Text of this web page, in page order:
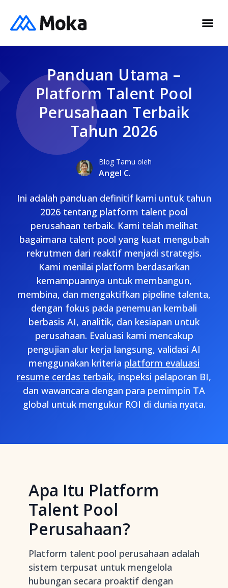
Panduan Utama –
Platform Talent Pool
Perusahaan Terbaik
Tahun 2026
Blog Tamu oleh
Angel C.
Ini adalah panduan definitif kami untuk tahun
2026 tentang platform talent pool
perusahaan terbaik. Kami telah melihat
bagaimana talent pool yang kuat mengubah
rekrutmen dari reaktif menjadi strategis.
Kami menilai platform berdasarkan
kemampuannya untuk membangun,
membina, dan mengaktifkan pipeline talenta,
dengan fokus pada penemuan kembali
berbasis AI, analitik, dan kesiapan untuk
perusahaan. Evaluasi kami mencakup
pengujian alur kerja langsung, validasi AI
menggunakan kriteria platform evaluasi
resume cerdas terbaik, inspeksi pelaporan BI,
dan wawancara dengan para pemimpin TA
global untuk mengukur ROI di dunia nyata.
Apa Itu Platform
Talent Pool
Perusahaan?
Platform talent pool perusahaan adalah
sistem terpusat untuk mengelola
hubungan secara proaktif dengan